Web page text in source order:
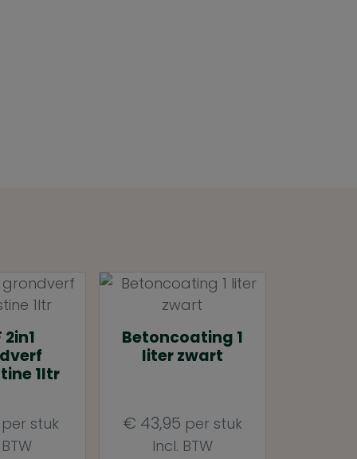
2in1
1ltr
per stuk
Betoncoating 1
liter zwart
€ 43,95 per stuk
Incl. BTW